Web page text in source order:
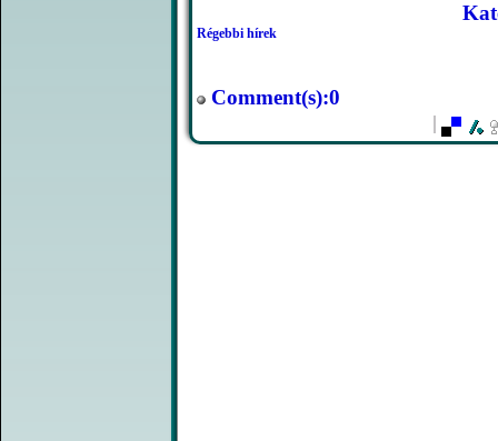
Régebbi hírek
Comment(s):0